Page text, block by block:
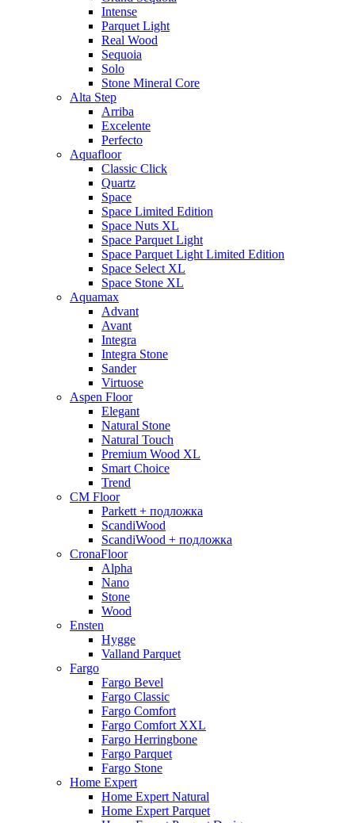
Intense
Parquet Light
Real Wood
Sequoia
Solo
Stone Mineral Core
Alta Step
Arriba
Excelente
Perfecto
Aquafloor
Classic Click
Quartz
Space
Space Limited Edition
Space Nuts XL
Space Parquet Light
Space Parquet Light Limited Edition
Space Select XL
Space Stone XL
Aquamax
Advant
Avant
Integra
Integra Stone
Sander
Virtuose
Aspen Floor
Elegant
Natural Stone
Natural Touch
Premium Wood XL
Smart Choice
Trend
CM Floor
Parkett + подложка
ScandiWood
ScandiWood + подложка
CronaFloor
Alpha
Nano
Stone
Wood
Ensten
Hygge
Valland Parquet
Fargo
Fargo Bevel
Fargo Classic
Fargo Comfort
Fargo Comfort XXL
Fargo Herringbone
Fargo Parquet
Fargo Stone
Home Expert
Home Expert Natural
Home Expert Parquet